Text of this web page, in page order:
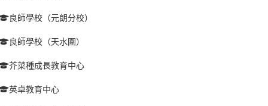
良師學校（元朗分校）
良師學校（天水圍）
芥菜種成長教育中心
英卓教育中心